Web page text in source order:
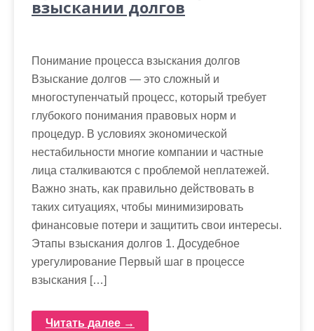
взыскании долгов
Понимание процесса взыскания долгов
Взыскание долгов — это сложный и
многоступенчатый процесс, который требует
глубокого понимания правовых норм и
процедур. В условиях экономической
нестабильности многие компании и частные
лица сталкиваются с проблемой неплатежей.
Важно знать, как правильно действовать в
таких ситуациях, чтобы минимизировать
финансовые потери и защитить свои интересы.
Этапы взыскания долгов 1. Досудебное
урегулирование Первый шаг в процессе
взыскания […]
Читать далее →